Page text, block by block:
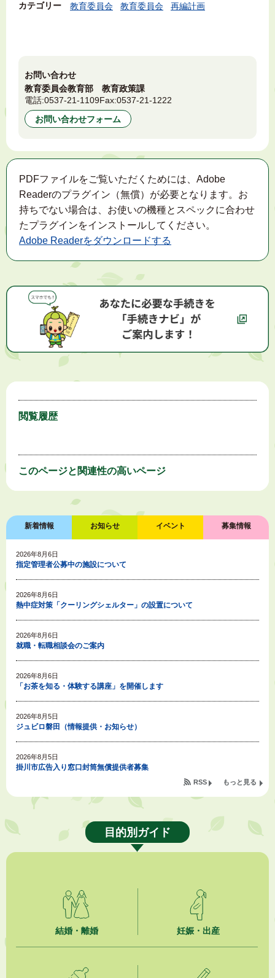
カテゴリー 教育委員会 教育委員会 再編計画
お問い合わせ
教育委員会教育部 教育政策課
電話:0537-21-1109Fax:0537-21-1222
お問い合わせフォーム
PDFファイルをご覧いただくためには、Adobe
Readerのプラグイン（無償）が必要となります。お
持ちでない場合は、お使いの機種とスペックに合わせ
たプラグインをインストールしてください。
Adobe Readerをダウンロードする
閲覧履歴
このページと 関連性の高いページ
新着情報 お知らせ イベント 募集情報
2026年8月6日
指定管理者公募中の施設について
2026年8月6日
熱中症対策「クーリングシェルター」の設置について
2026年8月6日
就職・転職相談会のご案内
2026年8月6日
「お茶を知る・体験する講座」を開催します
2026年8月5日
ジュビロ磐田（情報提供・お知らせ）
2026年8月5日
掛川市広告入り窓口封筒無償提供者募集
2026年8月4日
【日本DX大賞2026】ポスターセッション最優秀賞を受賞しました！
市民の勇気ある応急手当に感謝状を贈呈しました
夏季休暇期間 開業医等診療予定
「水道カルテ」の公表について
企業版ふるさと納税（地方創生応援税制）のお願い
もっと見る
RSS
目的別ガイド
結婚・離婚 妊娠・出産